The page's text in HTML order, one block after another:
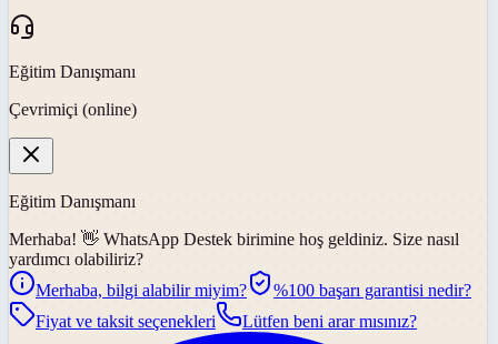
Eğitim Danışmanı
Çevrimiçi (online)
Eğitim Danışmanı
Merhaba! 👋 WhatsApp Destek birimine hoş geldiniz. Size nasıl
yardımcı olabiliriz?
Merhaba, bilgi alabilir miyim?
%100 başarı garantisi nedir?
Fiyat ve taksit seçenekleri
Lütfen beni arar mısınız?